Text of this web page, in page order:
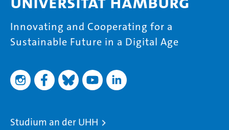
Innovating and Cooperating for a
Sustainable Future in a Digital Age
Studium an der UHH